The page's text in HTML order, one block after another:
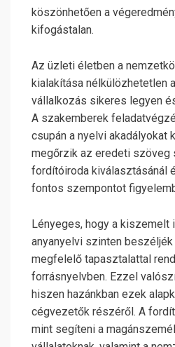
köszönhetően a
kifogástalan.
Az üzleti életben a
kialakítása nélkülözhetetlen
vállalkozás sikeres legyen
A szakemberek
csupán a nyelvi akadályokat
megőrzik az eredeti szöveg
fordítóiroda kiválasztásánál
fontos szempontot
Lényeges, hogy a
anyanyelvi szinten
megfelelő tapasztalattal
forrásnyelvben. Ezzel
hiszen hazánkban ezek
cégvezetők részéről. A
mint segíteni a